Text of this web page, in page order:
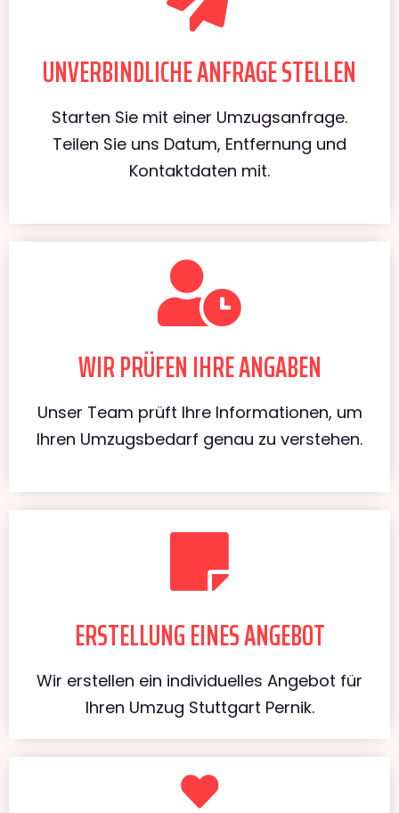
UNVERBINDLICHE ANFRAGE STELLEN
Starten Sie mit einer Umzugsanfrage.
Teilen Sie uns Datum, Entfernung und
Kontaktdaten mit.
WIR PRÜFEN IHRE ANGABEN
Unser Team prüft Ihre Informationen, um
Ihren Umzugsbedarf genau zu verstehen.
ERSTELLUNG EINES ANGEBOT
Wir erstellen ein individuelles Angebot für
Ihren Umzug Stuttgart Pernik.